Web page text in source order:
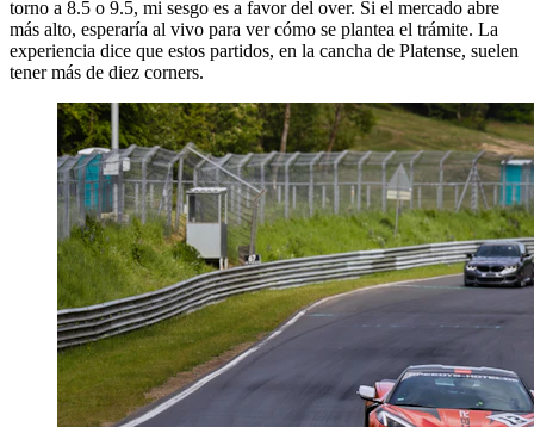
torno a 8.5 o 9.5, mi sesgo es a favor del over. Si el mercado abre
más alto, esperaría al vivo para ver cómo se plantea el trámite. La
experiencia dice que estos partidos, en la cancha de Platense, suelen
tener más de diez corners.